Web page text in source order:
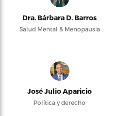
Dra. Bárbara D. Barros
Salud Mental & Menopausia
José Julio Aparicio
Política y derecho